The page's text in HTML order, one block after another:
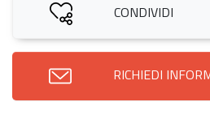
CONDIVIDI
RICHIEDI